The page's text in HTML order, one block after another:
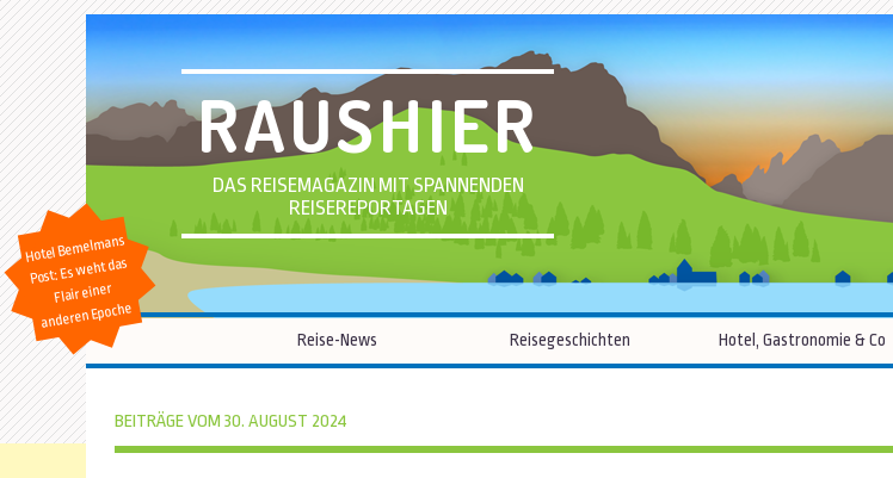
RAUSHIER
DAS REISEMAGAZIN MIT SPANNENDEN
REISEREPORTAGEN
Hotel Bemelmans
Post: Es weht das
Flair einer
anderen Epoche
Reise-News Reisegeschichten Hotel, Gastronomie & Co
BEITRÄGE VOM 30. AUGUST 2024